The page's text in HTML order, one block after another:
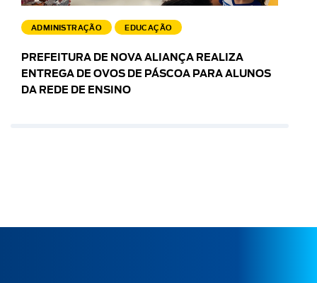
ADMINISTRAÇÃO EDUCAÇÃO
PREFEITURA DE NOVA ALIANÇA REALIZA
ENTREGA DE OVOS DE PÁSCOA PARA ALUNOS
DA REDE DE ENSINO